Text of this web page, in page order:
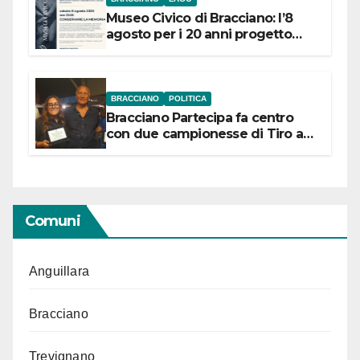
Museo Civico di Bracciano: l’8
agosto per i 20 anni progetto
BRACCIANO POLITICA
Bracciano Partecipa fa centro
con due campionesse di Tiro a
Comuni
Anguillara
Bracciano
Trevignano